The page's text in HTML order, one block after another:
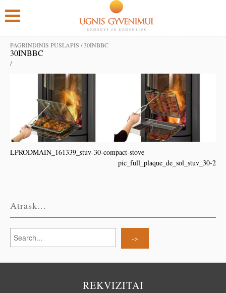
PAGRINDINIS PUSLAPIS /30INBBC
30INBBC
/
LPRODMAIN_161339_stuv-30-compact-stove
pic_full_plaque_de_sol_stuv_30-2
Atrask...
REKVIZITAI